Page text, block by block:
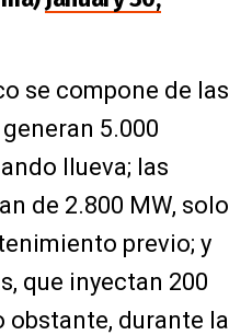
se compone de las
5.000
llueva; las
de 2.800 MW, solo
previo; y
que inyectan 200
obstante, durante la